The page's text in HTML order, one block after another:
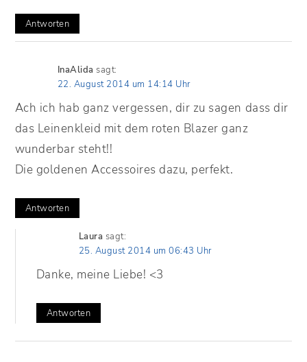
Antworten
InaAlida sagt:
22. August 2014 um 14:14 Uhr
Ach ich hab ganz vergessen, dir zu sagen dass dir
das Leinenkleid mit dem roten Blazer ganz
wunderbar steht!!
Die goldenen Accessoires dazu, perfekt.
Antworten
Laura sagt:
25. August 2014 um 06:43 Uhr
Danke, meine Liebe! <3
Antworten